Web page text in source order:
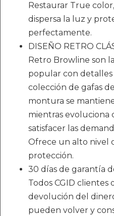
Restaurar True
dispersa la luz y
perfectamente.
DISEÑO RETRO
Retro Browline son
popular con detalles
colección de gafas
montura se
mientras evoluciona
satisfacer las
Ofrece un alto nivel
protección.
30 días de garantía
Todos CGID
devolución del
pueden volver y